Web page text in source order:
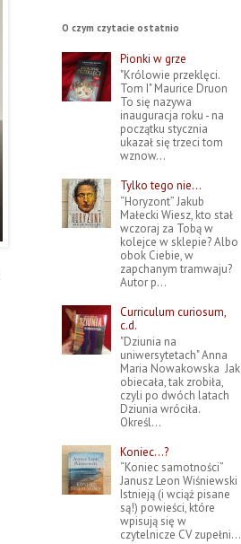
O czym czytacie ostatnio
Pionki w grze
"Królowie przeklęci.
Tom I" Maurice Druon
To się nazywa
inauguracja roku - na
początku stycznia
ukazał się trzeci tom
wznow...
Tylko tego nie…
“Horyzont” Jakub
Małecki Wiesz, kto stał
wczoraj za Tobą w
kolejce w sklepie? Albo
obok Ciebie, w
zapchanym tramwaju?
Autor p...
Curriculum curiosum,
c.d.
"Dziunia na
uniwersytetach" Anna
Maria Nowakowska Jak
obiecała, tak zrobiła,
czyli po dwóch latach
Dziunia wróciła.
Określ...
Koniec…?
“Koniec samotności”
Janusz Leon Wiśniewski
Istnieją (i wciąż pisane
są!) powieści, które
wpisują się w
czytelnicze CV zupełni...